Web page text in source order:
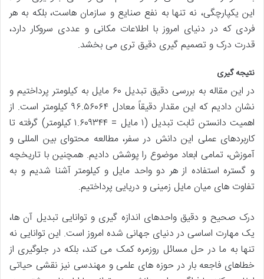
این یکپارچگی، نه تنها به نفع صنایع و سازمان هاست، بلکه به هر
فردی که در دنیای امروز با اطلاعات مکانی و عددی سروکار دارد،
قدرت درک و تصمیم گیری دقیق تری می بخشد.
نتیجه گیری
در این مقاله به بررسی دقیق تبدیل ۶۰ مایل به کیلومتر پرداختیم و
نشان دادیم که این مقدار دقیقاً معادل ۹۶.۵۶۰۶۴ کیلومتر است. از
اهمیت دانستن ثابت تبدیل (۱ مایل = ۱.۶۰۹۳۴۴ کیلومتر) گرفته تا
کاربردهای عملی این دانش در سفر، مطالعه محتوای بین المللی و
آموزش، تمامی ابعاد موضوع را پوشش دادیم. همچنین با تاریخچه
و گستره استفاده از هر دو واحد مایل و کیلومتر آشنا شدیم و به
تفاوت های میان مایل زمینی و دریایی پرداختیم.
درک صحیح و دقیق واحدهای اندازه گیری و توانایی تبدیل آن ها،
یک مهارت اساسی در دنیای جهانی شده امروز است. این توانایی نه
تنها به ما در حل مسائل روزمره کمک می کند، بلکه در جلوگیری از
خطاهای فاجعه بار در حوزه های علمی و مهندسی نیز نقشی حیاتی